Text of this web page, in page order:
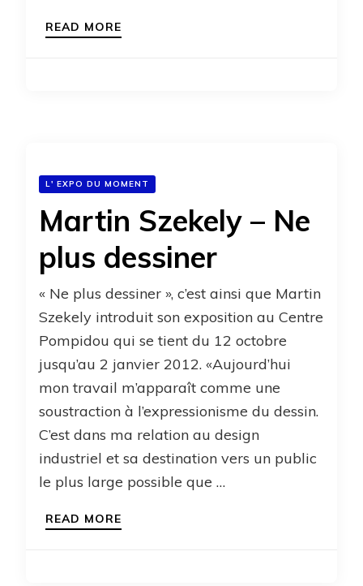
READ MORE
L' EXPO DU MOMENT
Martin Szekely – Ne
plus dessiner
« Ne plus dessiner », c’est ainsi que Martin
Szekely introduit son exposition au Centre
Pompidou qui se tient du 12 octobre
jusqu’au 2 janvier 2012. «Aujourd’hui
mon travail m’apparaît comme une
soustraction à l’expressionisme du dessin.
C’est dans ma relation au design
industriel et sa destination vers un public
le plus large possible que …
READ MORE